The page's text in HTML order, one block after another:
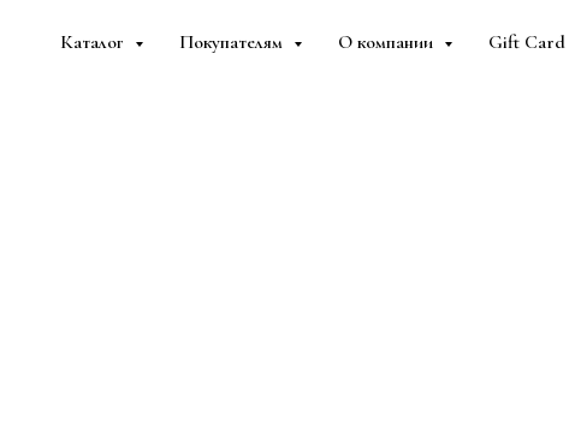
Каталог Покупателям О компании Gift Card